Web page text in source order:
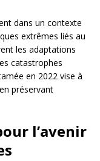
dans un contexte
extrêmes liés au
les adaptations
catastrophes
en 2022 vise à
préservant
l’avenir